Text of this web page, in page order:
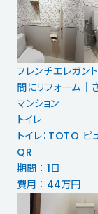
フレンチエレガン
間にリフォーム｜
マンション
トイレ
トイレ：TOTO ピ
QR
期間 ： 1日
費用 ： 44万円